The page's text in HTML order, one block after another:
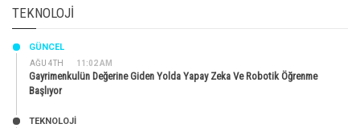
TEKNOLOJI
AĞU 4TH 11:02 AM
GÜNCEL
Gayrimenkulün Değerine Giden Yolda Yapay Zeka Ve Robotik Öğrenme
Başlıyor
TEKNOLOJİ